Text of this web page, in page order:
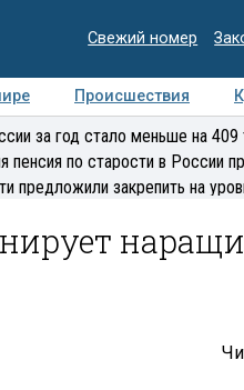
Свежий номер
Происшествия
Медиацентр Интервью
за год стало меньше на 409
пенсия по старости в России
предложили закрепить на